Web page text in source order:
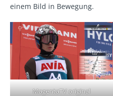
einem Bild in Bewegung.
MagentaTV original